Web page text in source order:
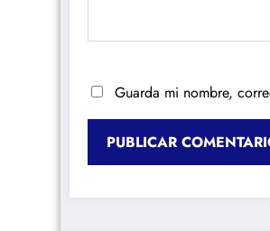
Guarda mi nombre,